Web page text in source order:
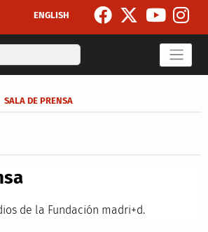
ENGLISH
Search
de ayuda a la navegación
SALA DE PRENSA
de la Fundación madri+d.